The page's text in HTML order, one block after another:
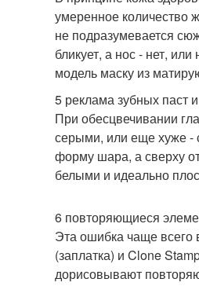
умеренное количество
не подразумевается
бликует, а нос - нет,
модель маску из
5 реклама зубных паст
При обесцвечивании
серыми, или еще хуже -
форму шара, а сверху от
белыми и идеально
6 повторяющиеся
Эта ошибка чаще всего
(заплатка) и Clone
дорисовывают